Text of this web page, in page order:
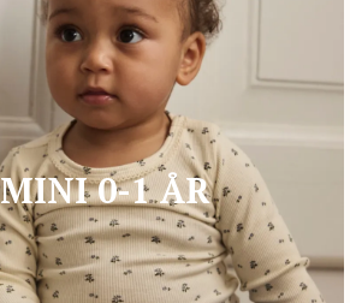
MINI 0-1 ÅR